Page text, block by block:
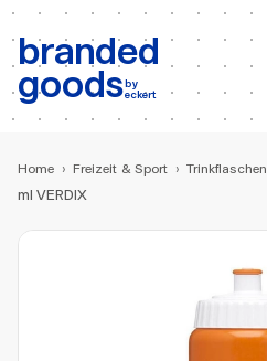
branded
goodsby
eckert
b: Produktsuche
Home › Freizeit & Sport › Trinkflaschen
ml VERDIX